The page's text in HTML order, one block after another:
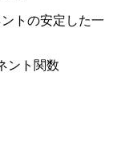
トの安定した一
ント関数